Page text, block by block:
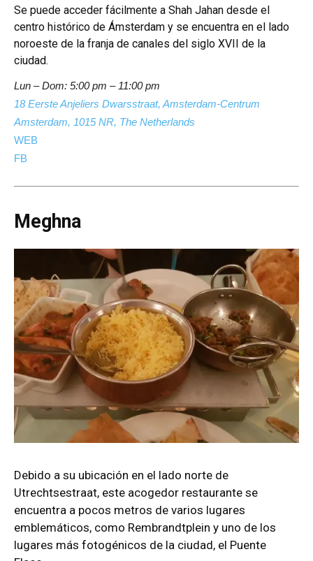
Se puede acceder fácilmente a Shah Jahan desde el
centro histórico de Ámsterdam y se encuentra en el lado
noroeste de la franja de canales del siglo XVII de la
ciudad.
Lun – Dom: 5:00 pm – 11:00 pm
18 Eerste Anjeliers Dwarsstraat, Amsterdam-Centrum
Amsterdam, 1015 NR, The Netherlands
WEB
FB
Meghna
Debido a su ubicación en el lado norte de
Utrechtsestraat, este acogedor restaurante se
encuentra a pocos metros de varios lugares
emblemáticos, como Rembrandtplein y uno de los
lugares más fotogénicos de la ciudad, el Puente